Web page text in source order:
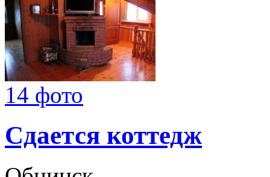
14 фото
Сдается коттедж